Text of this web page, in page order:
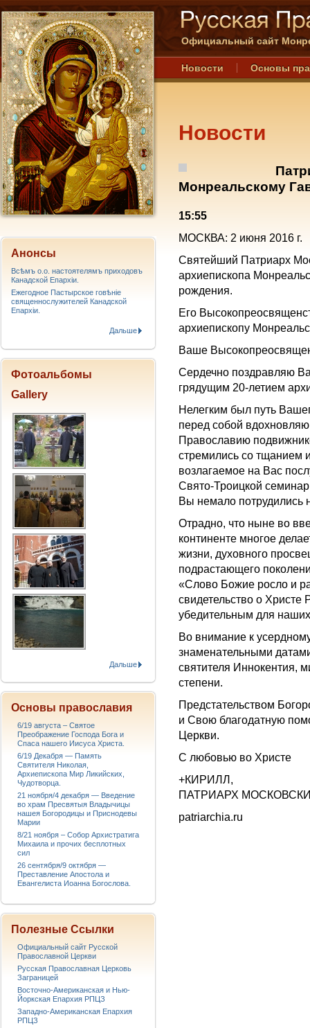
Официальный сайт
Новости Основы
Новости
Монреальскому
15:55
МОСКВА: 2 июня 2016 г.
Святейший Патриарх
архиепископа
рождения.
Его
архиепископу
Ваше
Сердечно поздравляю
грядущим 20-летием
Нелегким был путь
перед собой
Православию
стремились со тщанием
возлагаемое на Вас
Свято-Троицкой
Вы немало потрудились
Отрадно, что ныне во
континенте многое
жизни, духовного
подрастающего
«Слово Божие росло и
свидетельство о
убедительным для
Во внимание к
знаменательными
святителя Иннокентия,
степени.
Предстательством
и Свою благодатную
Церкви.
С любовью во Христе
+КИРИЛЛ,
ПАТРИАРХ
patriarchia.ru
Анонсы
Всѣмъ о.о. настоятелямъ приходовъ
Канадской Епархiи.
Ежегодное Пастырское говѣніе
священнослужителей Канадской
Епархіи.
Дальше
Фотоальбомы
Gallery
Дальше
Основы православия
6/19 августа – Святое
Преображение Господа Бога и
Спаса нашего Иисуса Христа.
6/19 Декабря — Память
Святителя Николая,
Архиепископа Мир Ликийских,
Чудотворца.
21 ноября/4 декабря — Введение
во храм Пресвятыя Владычицы
нашея Богородицы и Приснодевы
Марии
8/21 ноября – Собор Архистратига
Михаила и прочих бесплотных
сил
26 сентября/9 октября —
Преставление Апостола и
Евангелиста Иоанна Богослова.
Полезные Ссылки
Официальный сайт Русской
Православной Церкви
Русская Православная Церковь
Заграницей
Восточно-Американская и Нью-
Йоркская Епархия РПЦЗ
Западно-Американская Епархия
РПЦЗ